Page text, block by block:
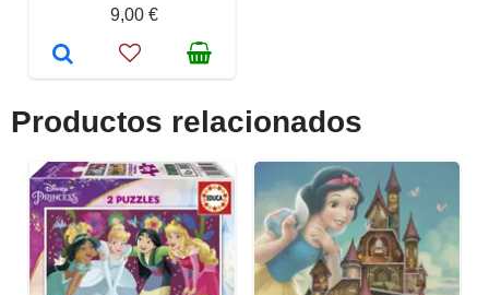
9,00 €
Productos relacionados